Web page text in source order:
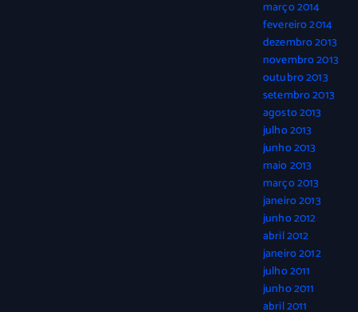
março 2014
fevereiro 2014
dezembro 2013
novembro 2013
outubro 2013
setembro 2013
agosto 2013
julho 2013
junho 2013
maio 2013
março 2013
janeiro 2013
junho 2012
abril 2012
janeiro 2012
julho 2011
junho 2011
abril 2011